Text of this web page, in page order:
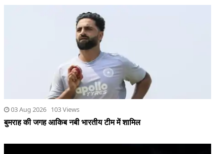
03 Aug 2026 103 Views
बुमराह की जगह आकिब नबी भारतीय टीम में शामिल